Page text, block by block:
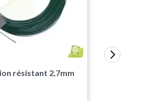
Vert RAL6005
Gris Anthracite RAL7016
Galvanisé
résistant 2,7mm